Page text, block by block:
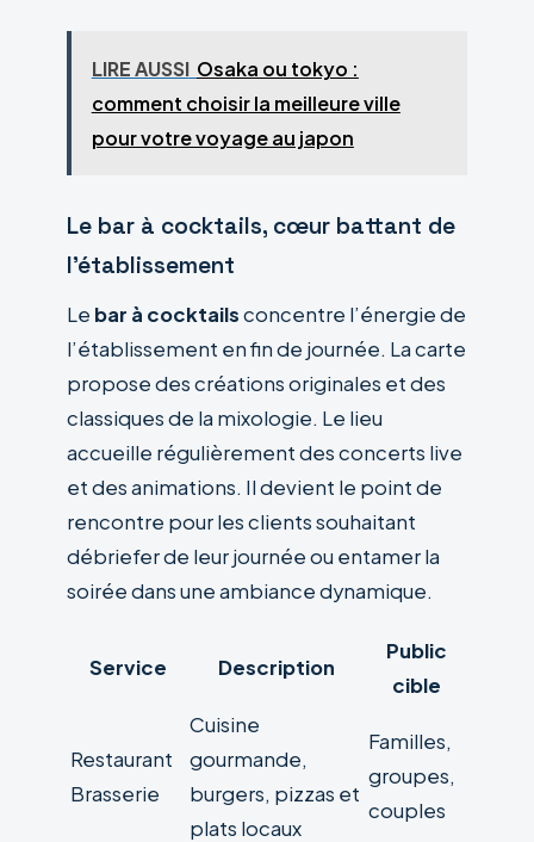
LIRE AUSSI Osaka ou tokyo :
comment choisir la meilleure ville
pour votre voyage au japon
Le bar à cocktails, cœur battant de
l’établissement
Le bar à cocktailsconcentre l’énergie de
l’établissement en fin de journée. La carte
propose des créations originales et des
classiques de la mixologie. Le lieu
accueille régulièrement des concerts live
et des animations. Il devient le point de
rencontre pour les clients souhaitant
débriefer de leur journée ou entamer la
soirée dans une ambiance dynamique.
Service Description
Public
cible
Restaurant
Brasserie
Cuisine
gourmande,
burgers, pizzas et
plats locaux
Familles,
groupes,
couples